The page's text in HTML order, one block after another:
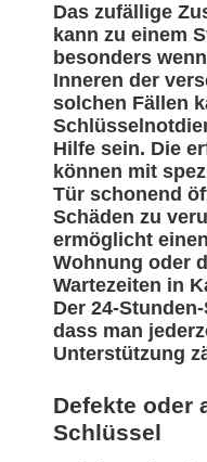
Das zufällige
kann zu einem
besonders
Inneren der
solchen Fällen
Hilfe sein. Die
können mit
Tür schonend
Schäden zu
ermöglicht
Wohnung oder
Wartezeiten in
Der 24-
dass man
Unterstützung
Defekte oder
Schlüssel